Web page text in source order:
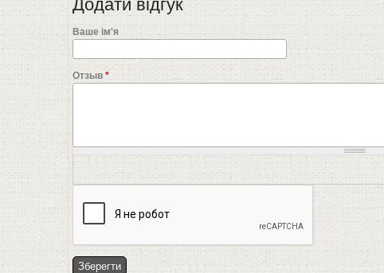
Додати відгук
Ваше ім'я
Отзыв *